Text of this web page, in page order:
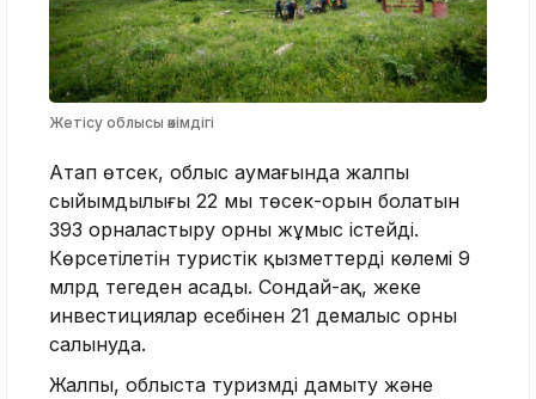
Жетісу облысы әкімдігі
Атап өтсек, облыс аумағында жалпы
сыйымдылығы 22 мың төсек-орын болатын
393 орналастыру орны жұмыс істейді.
Көрсетілетін туристік қызметтердің көлемі 9
млрд теңгеден асады. Сондай-ақ, жеке
инвестициялар есебінен 21 демалыс орны
салынуда.
Жалпы, облыста туризмді дамыту және